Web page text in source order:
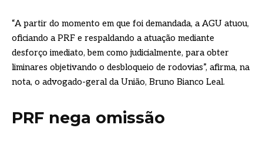
“A partir do momento em que foi demandada, a AGU atuou,
oficiando a PRF e respaldando a atuação mediante
desforço imediato, bem como judicialmente, para obter
liminares objetivando o desbloqueio de rodovias”, afirma, na
nota, o advogado-geral da União, Bruno Bianco Leal.
PRF nega omissão